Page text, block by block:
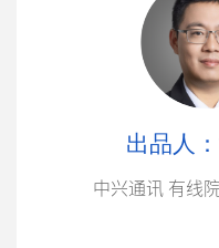
出品人
中兴通讯 有线